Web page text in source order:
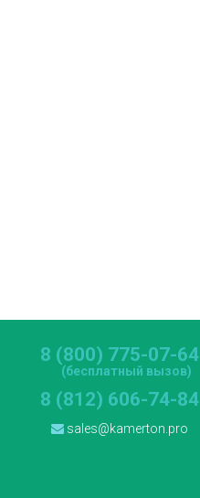
8 (800) 775-07-64
(бесплатный вызов)
8 (812) 606-74-84
sales@kamerton.pro